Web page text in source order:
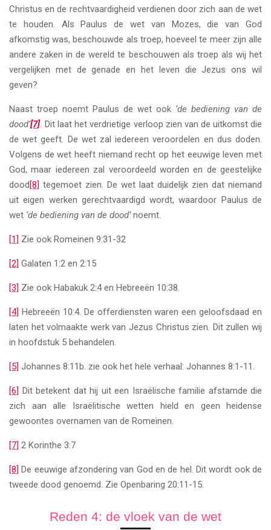
Christus en de rechtvaardigheid verdienen door zich aan de wet
te houden. Als Paulus de wet van Mozes, die van God
afkomstig was, beschouwde als troep, hoeveel te meer zijn alle
andere zaken in de wereld te beschouwen als troep als wij het
vergelijken met de genade en het leven die Jezus ons wil
geven?
Naast troep noemt Paulus de wet ook ‘de bediening van de
dood’[7].Dit laat het verdrietige verloop zien van de uitkomst die
de wet geeft. De wet zal iedereen veroordelen en dus doden.
Volgens de wet heeft niemand recht op het eeuwige leven met
God, maar iedereen zal veroordeeld worden en de geestelijke
dood[8] tegemoet zien. De wet laat duidelijk zien dat niemand
uit eigen werken gerechtvaardigd wordt, waardoor Paulus de
wet ‘de bediening van de dood’noemt.
[1] Zie ook Romeinen 9:31-32
[2] Galaten 1:2 en 2:15
[3] Zie ook Habakuk 2:4 en Hebreeën 10:38.
[4] Hebreeën 10:4. De offerdiensten waren een geloofsdaad en
laten het volmaakte werk van Jezus Christus zien. Dit zullen wij
in hoofdstuk 5 behandelen.
[5] Johannes 8:11b. zie ook het hele verhaal: Johannes 8:1-11.
[6] Dit betekent dat hij uit een Israëlische familie afstamde die
zich aan alle Israëlitische wetten hield en geen heidense
gewoontes overnamen van de Romeinen.
[7] 2 Korinthe 3:7
[8] De eeuwige afzondering van God en de hel. Dit wordt ook de
tweede dood genoemd. Zie Openbaring 20:11-15.
Reden 4: de vloek van de wet